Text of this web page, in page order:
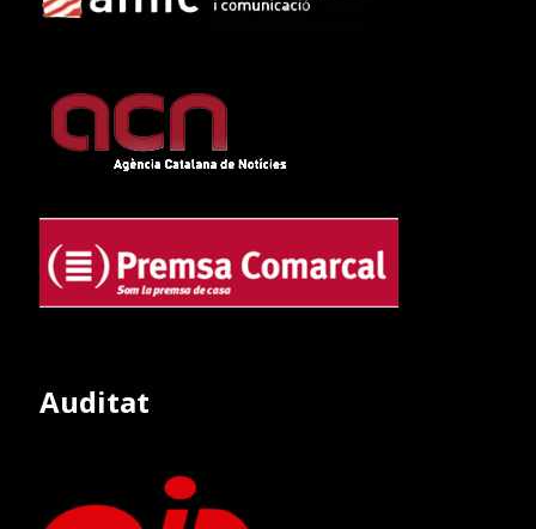
Auditat